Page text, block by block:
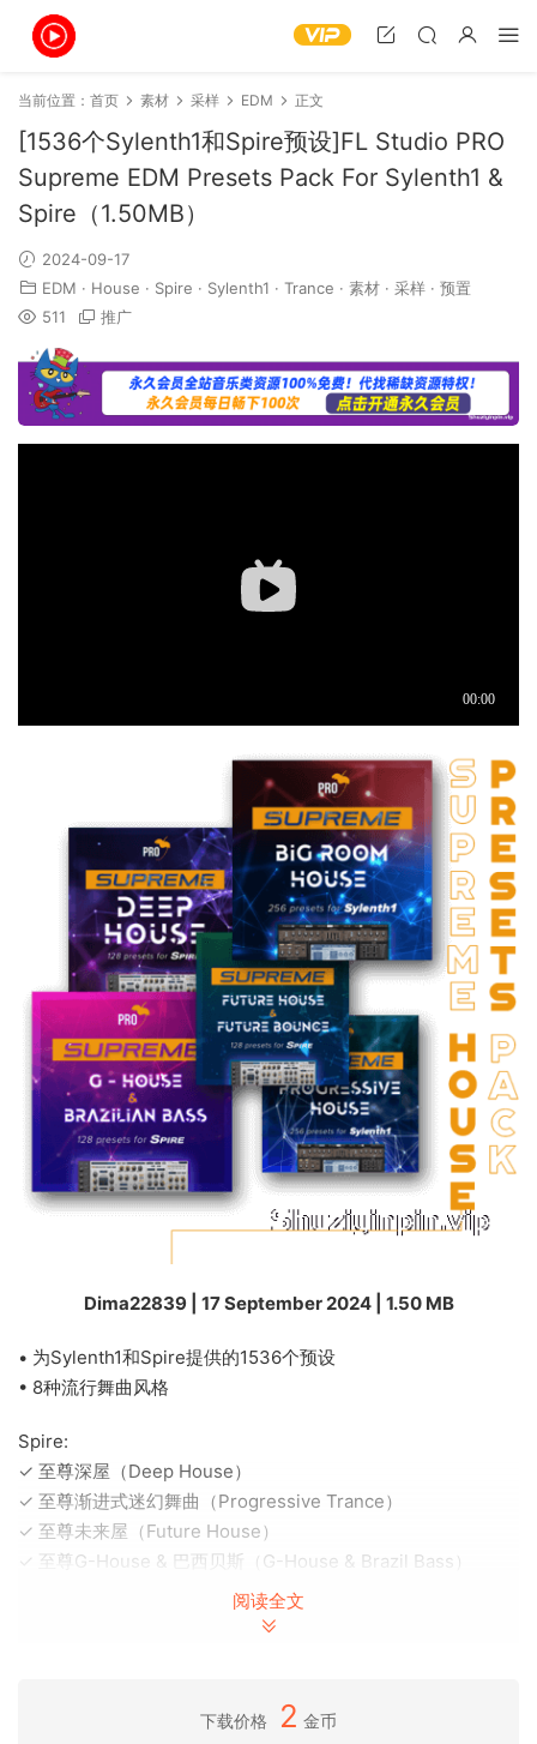
当前位置： 首页 素材 采样 EDM 正文
[1536个Sylenth1和Spire预设]FL Studio PRO
Supreme EDM Presets Pack For Sylenth1 &
Spire（1.50MB）
2024-09-17
EDM · House · Spire · Sylenth1 · Trance · 素材 · 采样 · 预置
511
推广
Dima22839 | 17 September 2024 | 1.50 MB
• 为Sylenth1和Spire提供的1536个预设
• 8种流行舞曲风格
Spire:
✓ 至尊深屋（Deep House）
✓ 至尊渐进式迷幻舞曲（Progressive Trance）
✓ 至尊未来屋（Future House）
✓ 至尊G-House & 巴西贝斯（G-House & Brazil Bass）
✓ 至尊激励迷幻舞曲（Uplifting Trance）
✓ 至尊Hands Up & 硬核迷幻舞曲（Hard Trance）
阅读全文
下载价格 2 金币